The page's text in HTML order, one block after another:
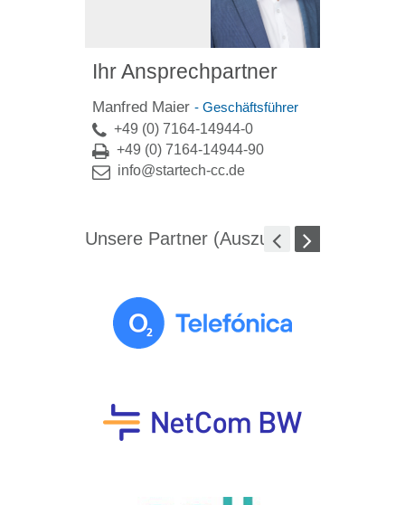
Ihr Ansprechpartner
Manfred Maier - Geschäftsführer
+49 (0) 7164-14944-0
+49 (0) 7164-14944-90
info@startech-cc.de
Unsere Partner (Auszug)